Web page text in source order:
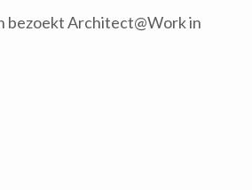
bezoekt Architect@Work in